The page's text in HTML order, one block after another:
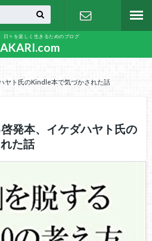
日々を楽しく生きるためのブログ
ヤト氏のKindle本で気づかされた話
発本、イケダハヤト氏の
た話